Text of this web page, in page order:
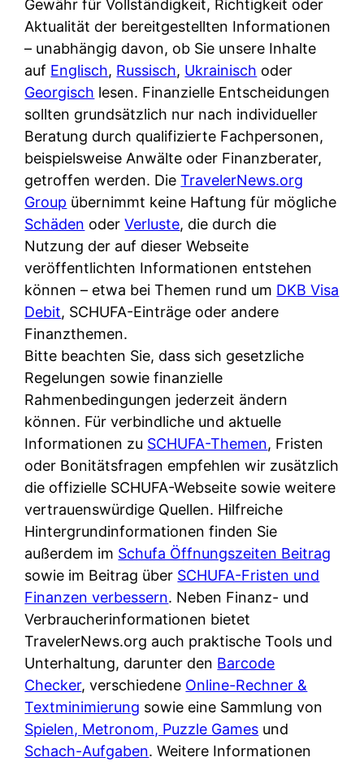
n
w
i
r
k
l
i
c
h
?
u
n
k
t
i
o
n
i
e
r
e
n
r
u
s
s
i
s
h
e
B
a
n
k
k
a
r
t
e
n
M
I
R
&
O
n
l
i
n
e
:
W
a
s
i
s
t
w
i
r
k
l
i
c
h
k
o
s
t
e
n
l
o
s
u
n
d
w
t
h
o
s
:
W
e
n
n
d
e
r
S
c
h
u
t
z
d
e
r
F
i
r
m
a
a
m
p
r
i
v
a
t
e
Gewähr für Vollständigkeit, Richtigkeit oder
Aktualität der bereitgestellten Informationen
– unabhängig davon, ob Sie unsere Inhalte
auf Englisch, Russisch, Ukrainisch oder
Georgisch lesen. Finanzielle Entscheidungen
sollten grundsätzlich nur nach individueller
Beratung durch qualifizierte Fachpersonen,
beispielsweise Anwälte oder Finanzberater,
getroffen werden. DieTravelerNews.org
Group übernimmt keine Haftung für mögliche
Schäden oderVerluste, die durch die
Nutzung der auf dieser Webseite
veröffentlichten Informationen entstehen
können – etwa bei Themen rund um DKB Visa
Debit, SCHUFA-Einträge oder andere
Finanzthemen.
Bitte beachten Sie, dass sich gesetzliche
Regelungen sowie finanzielle
Rahmenbedingungen jederzeit ändern
können. Für verbindliche und aktuelle
Informationen zu SCHUFA-Themen, Fristen
oder Bonitätsfragen empfehlen wir zusätzlich
die offizielle SCHUFA-Webseite sowie weitere
vertrauenswürdige Quellen. Hilfreiche
Hintergrundinformationen finden Sie
außerdem im Schufa Öffnungszeiten Beitrag
sowie im Beitrag über SCHUFA-Fristen und
Finanzen verbessern. Neben Finanz- und
Verbraucherinformationen bietet
TravelerNews.org auch praktische Tools und
Unterhaltung, darunter den Barcode
Checker, verschiedene Online-Rechner &
Textminimierung sowie eine Sammlung von
Spielen, Metronom, Puzzle Games und
Schach-Aufgaben. Weitere Informationen